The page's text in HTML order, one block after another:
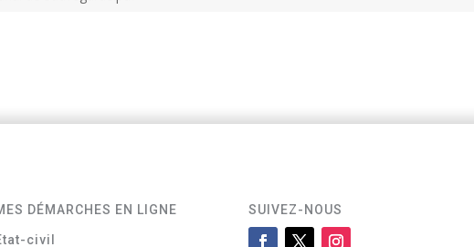
DÉMARCHES EN LIGNE
civil
SUIVEZ-NOUS